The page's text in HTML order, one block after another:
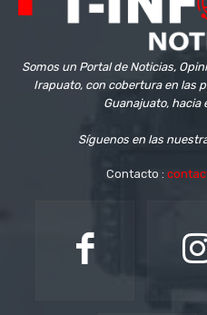
Somos un Portal de Noticias,
Irapuato, con cobertura en las
Guanajuato, hacia
Síguenos en las
Contacto :